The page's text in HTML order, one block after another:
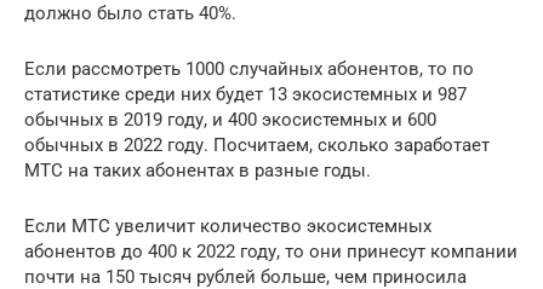
должно было стать 40%.
Если рассмотреть 1000 случайных абонентов, то по
статистике среди них будет 13 экосистемных и 987
обычных в 2019 году, и 400 экосистемных и 600
обычных в 2022 году. Посчитаем, сколько заработает
МТС на таких абонентах в разные годы.
Если МТС увеличит количество экосистемных
абонентов до 400 к 2022 году, то они принесут компании
почти на 150 тысяч рублей больше, чем приносила